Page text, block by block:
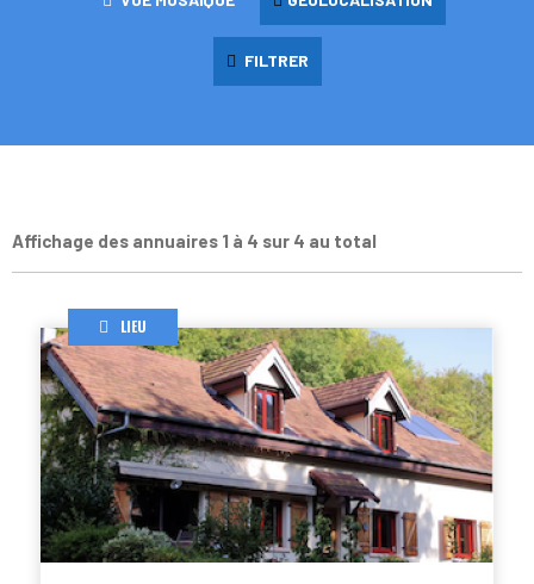
FILTRER
Affichage des annuaires 1 à 4 sur 4 au total
LIEU